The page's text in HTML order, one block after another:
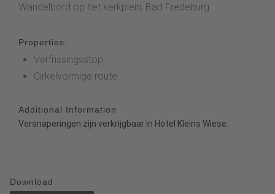
Wandelbord op het kerkplein, Bad Fredeburg
Properties:
Verfrissingsstop
Cirkelvormige route
Additional Information
Versnaperingen zijn verkrijgbaar in Hotel Kleins Wiese.
Download